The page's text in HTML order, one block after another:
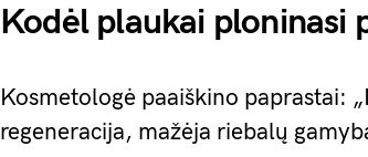
Kodėl plaukai ploninasi
Kosmetologė paaiškino paprastai:
regeneracija, mažėja riebalų